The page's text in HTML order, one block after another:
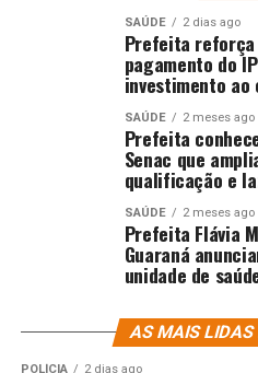
SAÚDE 2 dias ago
Prefeita
pagamento do
investimento ao
SAÚDE 2 meses ago
Prefeita
Senac que
qualificação e
SAÚDE 2 meses ago
Prefeita Flávia
Guaraná
unidade de
AS MAIS
POLÍCIA 2 dias ago